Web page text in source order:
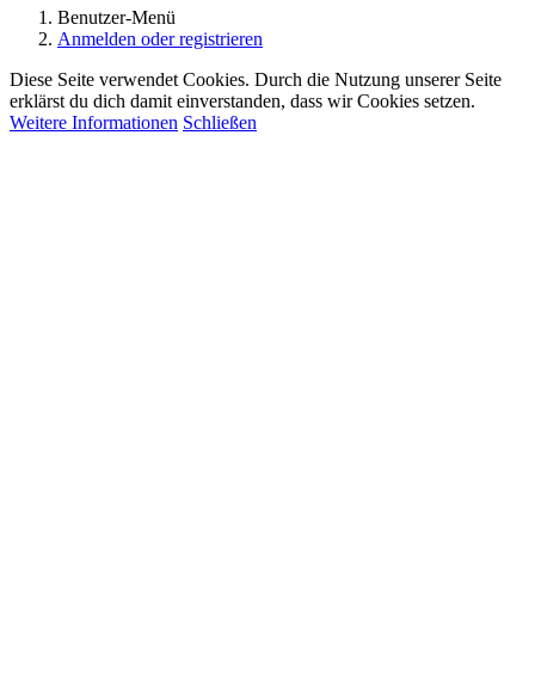
Benutzer-Menü
Anmelden oder registrieren
Diese Seite verwendet Cookies. Durch die Nutzung unserer Seite
erklärst du dich damit einverstanden, dass wir Cookies setzen.
Weitere Informationen Schließen